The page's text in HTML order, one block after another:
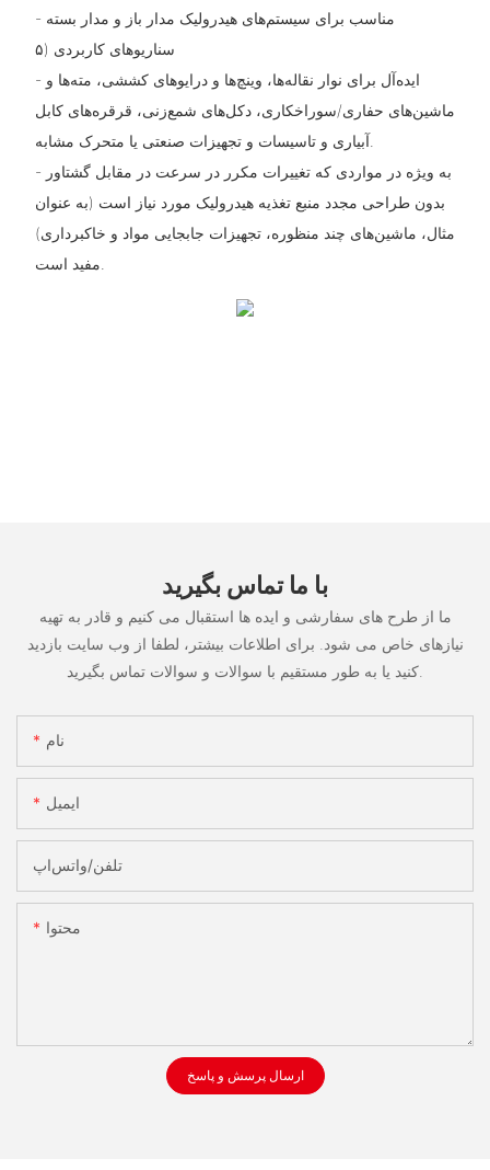
- مناسب برای سیستم‌های هیدرولیک مدار باز و مدار بسته
۵) سناریوهای کاربردی
- ایده‌آل برای نوار نقاله‌ها، وینچ‌ها و درایوهای کششی، مته‌ها و
ماشین‌های حفاری/سوراخکاری، دکل‌های شمع‌زنی، قرقره‌های کابل
آبیاری و تاسیسات و تجهیزات صنعتی یا متحرک مشابه.
- به ویژه در مواردی که تغییرات مکرر در سرعت در مقابل گشتاور
بدون طراحی مجدد منبع تغذیه هیدرولیک مورد نیاز است (به عنوان
مثال، ماشین‌های چند منظوره، تجهیزات جابجایی مواد و خاکبرداری)
با ما تماس بگیرید
ما از طرح های سفارشی و ایده ها استقبال می کنیم و قادر به تهیه
نیازهای خاص می شود. برای اطلاعات بیشتر، لطفا از وب سایت بازدید
نام
ایمیل
تلفن/واتس‌اپ
محتوا
ارسال پرسش و پاسخ